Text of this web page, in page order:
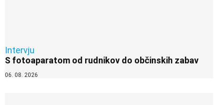
Intervju
S fotoaparatom od rudnikov do občinskih zabav
06. 08. 2026